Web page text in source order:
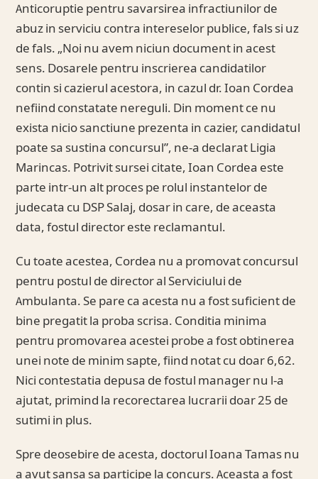
Anticoruptie pentru savarsirea infractiunilor de
abuz in serviciu contra intereselor publice, fals si uz
de fals. „Noi nu avem niciun document in acest
sens. Dosarele pentru inscrierea candidatilor
contin si cazierul acestora, in cazul dr. Ioan Cordea
nefiind constatate nereguli. Din moment ce nu
exista nicio sanctiune prezenta in cazier, candidatul
poate sa sustina concursul”, ne-a declarat Ligia
Marincas. Potrivit sursei citate, Ioan Cordea este
parte intr-un alt proces pe rolul instantelor de
judecata cu DSP Salaj, dosar in care, de aceasta
data, fostul director este reclamantul.
Cu toate acestea, Cordea nu a promovat concursul
pentru postul de director al Serviciului de
Ambulanta. Se pare ca acesta nu a fost suficient de
bine pregatit la proba scrisa. Conditia minima
pentru promovarea acestei probe a fost obtinerea
unei note de minim sapte, fiind notat cu doar 6,62.
Nici contestatia depusa de fostul manager nu l-a
ajutat, primind la recorectarea lucrarii doar 25 de
sutimi in plus.
Spre deosebire de acesta, doctorul Ioana Tamas nu
a avut sansa sa participe la concurs. Aceasta a fost